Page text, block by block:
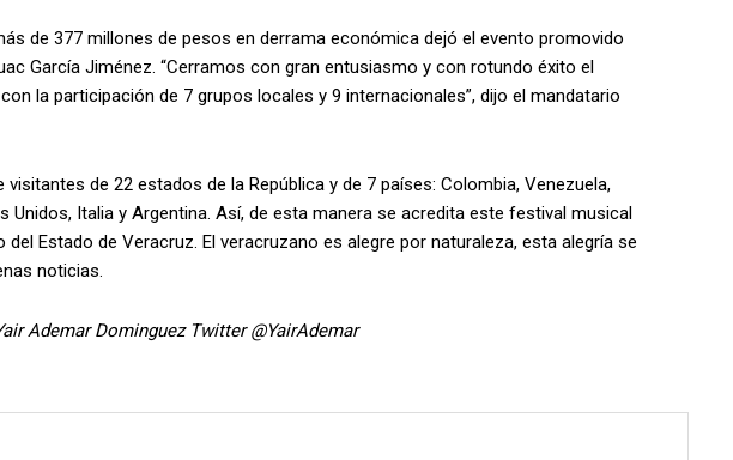
de 377 millones de pesos en derrama económica dejó el evento promovido
García Jiménez. “Cerramos con gran entusiasmo y con rotundo éxito el
la participación de 7 grupos locales y 9 internacionales”, dijo el mandatario
de 22 estados de la República y de 7 países: Colombia, Venezuela,
Unidos, Italia y Argentina. Así, de esta manera se acredita este festival musical
Estado de Veracruz. El veracruzano es alegre por naturaleza, esta alegría se
noticias.
Ademar Dominguez Twitter @YairAdemar